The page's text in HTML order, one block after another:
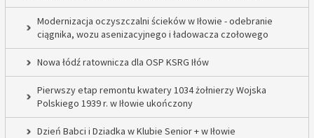
Modernizacja oczyszczalni ścieków w Iłowie - odebranie
ciągnika, wozu asenizacyjnego i ładowacza czołowego
Nowa łódź ratownicza dla OSP KSRG Iłów
Pierwszy etap remontu kwatery 1034 żołnierzy Wojska
Polskiego 1939 r. w Iłowie ukończony
Dzień Babci i Dziadka w Klubie Senior + w Iłowie